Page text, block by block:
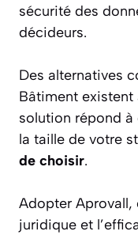
sécurité des
décideurs.
Des alternatives
Bâtiment existent
solution répond
la taille de votre
de choisir.
Adopter Aprovall,
juridique et